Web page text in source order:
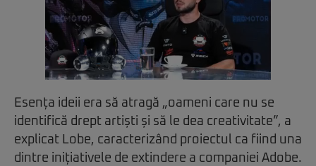
Esența ideii era să atragă „oameni care nu se
identifică drept artiști și să le dea creativitate”, a
explicat Lobe, caracterizând proiectul ca fiind una
dintre inițiativele de extindere a companiei Adobe.